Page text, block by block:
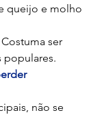
queijo e molho
Costuma ser
populares.
não se